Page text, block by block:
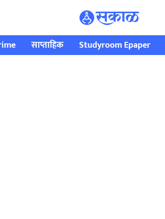
साप्ताहिक Studyroom Epaper